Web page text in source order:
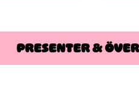
PRESENTER &